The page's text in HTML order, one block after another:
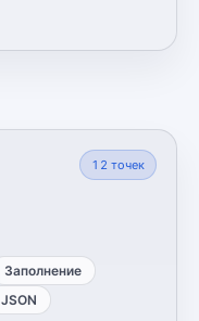
12 точек
Заполнение
JSON